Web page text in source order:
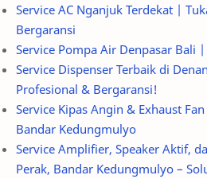
Service AC Nganjuk Terdekat |
Bergaransi
Service Pompa Air Denpasar Bali
Service Dispenser Terbaik di
Profesional & Bergaransi!
Service Kipas Angin & Exhaust
Bandar Kedungmulyo
Service Amplifier, Speaker Aktif,
Perak, Bandar Kedungmulyo –